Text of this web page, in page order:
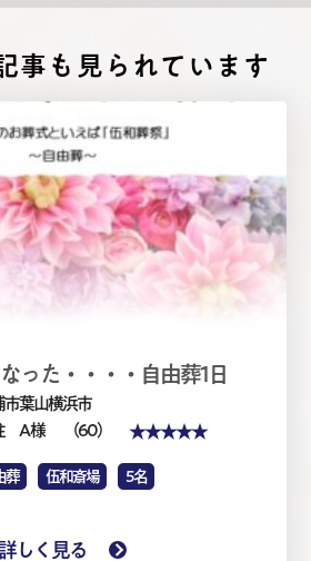
事も⾒られています
った・・・・自由葬1日
市葉山横浜市
A 様
（60） ★★★★★
葬 伍和斎場 5名
詳しく見る